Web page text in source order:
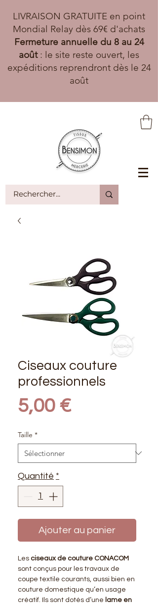
LIVRAISON GRATUITE en point
Mondial Relay dès 69€ d'achats
Fermeture annuelle du 8 au 24
août: le site reste ouvert, les
expéditions reprendront dès le 24
août
Ciseaux couture
professionnels
5,00 €Prix
Taille *
Quantité *
Ajouter au panier
Les ciseaux de couture CONACOM
sont conçus pour les travaux de
coupe textile courants, aussi bien en
couture domestique qu’en usage
créatif. Ils sont dotés d’une lame en